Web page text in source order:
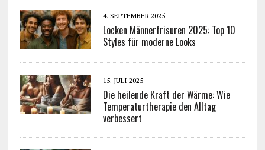
4. SEPTEMBER 2025
Locken Männerfrisuren 2025: Top 10
Styles für moderne Looks
15. JULI 2025
Die heilende Kraft der Wärme: Wie
Temperaturtherapie den Alltag
verbessert